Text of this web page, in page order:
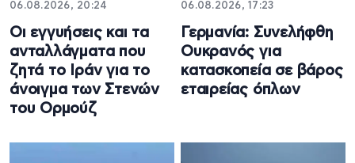
06.08.2026, 20:24
Οι εγγυήσεις και τα
ανταλλάγματα που
ζητά το Ιράν για το
άνοιγμα των Στενών
του Ορμούζ
06.08.2026, 17:23
Γερμανία: Συνελήφθη
Ουκρανός για
κατασκοπεία σε βάρος
εταιρείας όπλων